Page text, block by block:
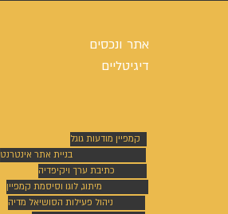
אתר ונכסים
דיגיטליים
קמפיין מודעות גוגל
בניית אתר אינטרנט
כתיבת ערך ויקיפדיה
מיתוג, לוגו וסיסמת קמפיין
ניהול פעילות הסושיאל מדיה